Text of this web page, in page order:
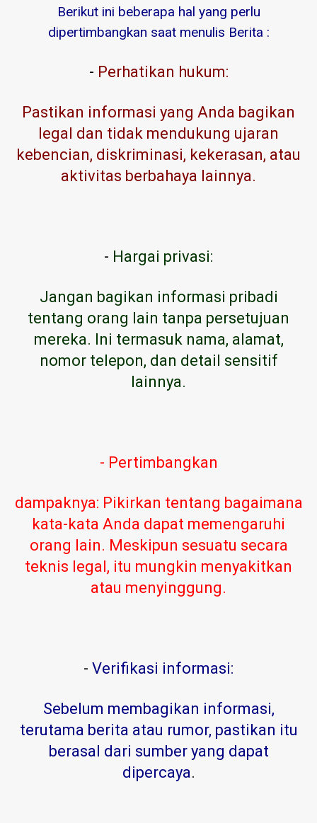
Berikut ini beberapa hal yang perlu
dipertimbangkan saat menulis Berita :
- Perhatikan hukum:
Pastikan informasi yang Anda bagikan
legal dan tidak mendukung ujaran
kebencian, diskriminasi, kekerasan, atau
aktivitas berbahaya lainnya.
- Hargai privasi:
Jangan bagikan informasi pribadi
tentang orang lain tanpa persetujuan
mereka. Ini termasuk nama, alamat,
nomor telepon, dan detail sensitif
lainnya.
- Pertimbangkan
dampaknya: Pikirkan tentang bagaimana
kata-kata Anda dapat memengaruhi
orang lain. Meskipun sesuatu secara
teknis legal, itu mungkin menyakitkan
atau menyinggung.
- Verifikasi informasi:
Sebelum membagikan informasi,
terutama berita atau rumor, pastikan itu
berasal dari sumber yang dapat
dipercaya.